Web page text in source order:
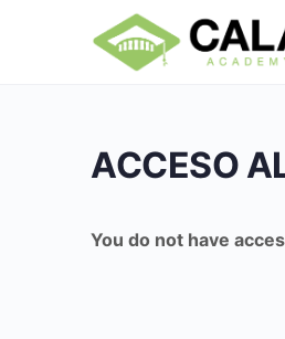
ACCESO
You do not have